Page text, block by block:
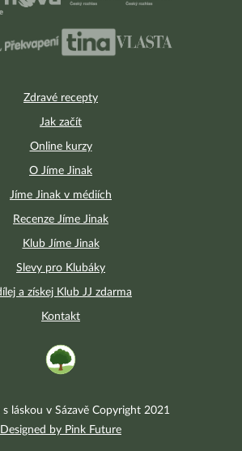
Zdravé recepty
Jak začít
Online kurzy
O Jíme Jinak
Jíme Jinak v médiích
Recenze Jíme Jinak
Klub Jíme Jinak
Slevy pro Klubáky
a získej Klub JJ zdarma
Kontakt
láskou v Sázavě Copyright 2021
Designed by Pink Future